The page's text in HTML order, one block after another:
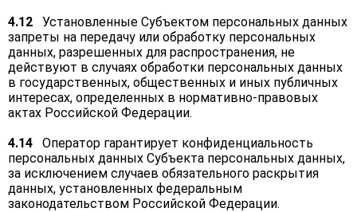
4.12
Установленные Субъектом персональных данных
запреты на передачу или обработку персональных
данных, разрешенных для распространения, не
действуют в случаях обработки персональных данных
в государственных, общественных и иных публичных
интересах, определенных в нормативно-правовых
актах Российской Федерации.
4.14
Оператор гарантирует конфиденциальность
персональных данных Субъекта персональных данных,
за исключением случаев обязательного раскрытия
данных, установленных федеральным
законодательством Российской Федерации.